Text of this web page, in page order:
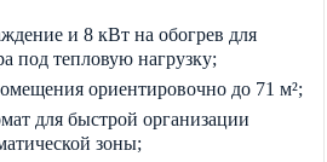
и 8 кВт на обогрев для
под тепловую нагрузку;
ориентировочно до 71 м²;
для быстрой организации
зоны;